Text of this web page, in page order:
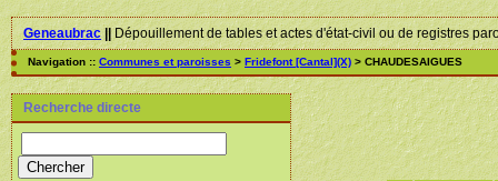
Geneaubrac||Dépouillement de tables et actes d'état-civil ou de registres
Navigation :: Communes et paroisses > Fridefont [Cantal](X) > CHAUDESAIGUES
Recherche directe